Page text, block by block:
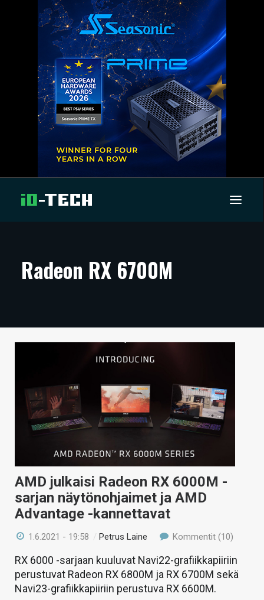
ARTIKKELIT
TECHBBS
KAUPPA
VAIHDA TEEMA
HAKU
Radeon RX 6700M
AMD julkaisi Radeon RX 6000M -
sarjan näytönohjaimet ja AMD
Advantage -kannettavat
1.6.2021 - 19:58 /Petrus Laine Kommentit (10)
RX 6000 -sarjaan kuuluvat Navi22-grafiikkapiiriin
perustuvat Radeon RX 6800M ja RX 6700M sekä
Navi23-grafiikkapiiriin perustuva RX 6600M.